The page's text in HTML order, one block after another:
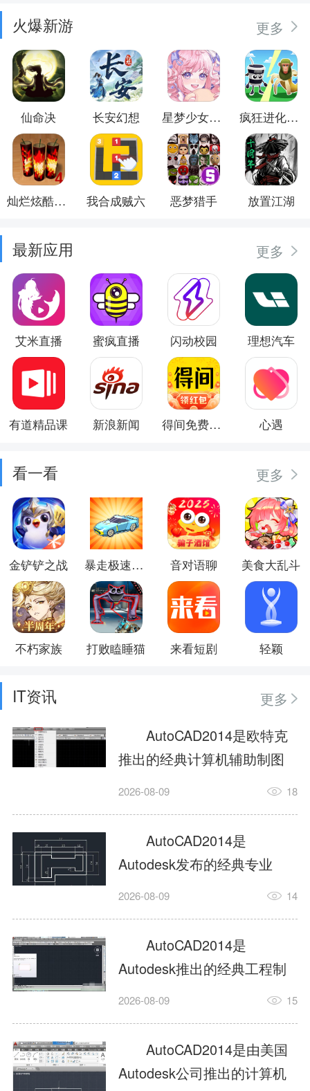
火爆新游 更多
仙命决 长安幻想 星梦少女换装 疯狂进化防卫战
灿烂炫酷模拟器 我合成贼六 恶梦猎手 放置江湖
最新应用 更多
艾米直播 蜜疯直播 闪动校园 理想汽车
有道精品课 新浪新闻 得间免费小说 心遇
看一看 更多
金铲铲之战 暴走极速飞车 音对语聊 美食大乱斗
不朽家族 打败瞌睡猫 来看短剧 轻颖
IT资讯
更多
AutoCAD2014是欧特克
推出的经典计算机辅助制图
工具，主打稳定2D施工图绘
行业工程设计。版本新增图
纸标签页、实景地理地图、
协同设计交流模块，优化命
令行智能纠错与图层批量管
理，支持Win8触屏操作、点
云扫描数据导入，兼容各类
DWG图纸格式，文件互通...
2026-08-09 18
AutoCAD2014是
Autodesk发布的经典专业
CAD制图设计软件，是工程
绘图工具。软件专注精准二
维绘图、图纸编辑、参数化
设计及基础三维建模，广泛
应用于建筑设计、机械制
造、土木工程、室内设计等
多个行业。软件优化绘图流
畅度与文件兼容性，支持参
2026-08-09 14
AutoCAD2014是
Autodesk推出的经典工程制
图设计软件，主打高效精准
建模作业，适配建筑、机
械、市政、室内设计等多行
业场景。软件优化运行机制
2026-08-09 15
AutoCAD2014是由美国
Autodesk公司推出的计算机